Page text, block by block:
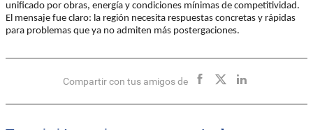
unificado por obras, energía y condiciones mínimas de competitividad.
El mensaje fue claro: la región necesita respuestas concretas y rápidas
para problemas que ya no admiten más postergaciones.
Compartir con tus amigos de